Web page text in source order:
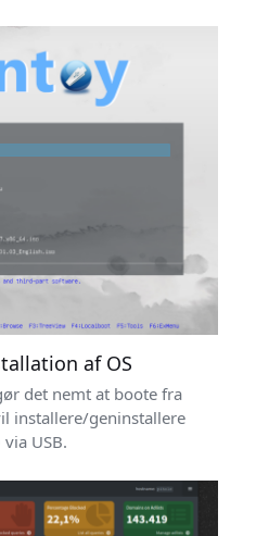
af OS
det nemt at boote fra
installere/geninstallere
USB.